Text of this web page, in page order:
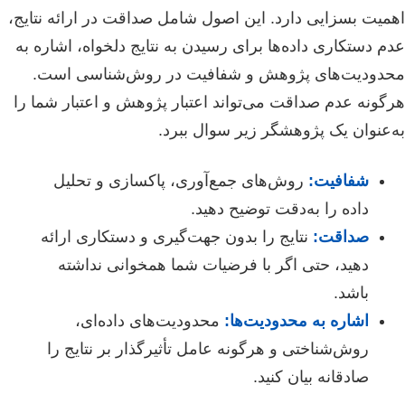
اهمیت بسزایی دارد. این اصول شامل صداقت در ارائه نتایج،
عدم دستکاری داده‌ها برای رسیدن به نتایج دلخواه، اشاره به
محدودیت‌های پژوهش و شفافیت در روش‌شناسی است.
هرگونه عدم صداقت می‌تواند اعتبار پژوهش و اعتبار شما را
به‌عنوان یک پژوهشگر زیر سوال ببرد.
شفافیت: روش‌های جمع‌آوری، پاکسازی و تحلیل
داده را به‌دقت توضیح دهید.
صداقت: نتایج را بدون جهت‌گیری و دستکاری ارائه
دهید، حتی اگر با فرضیات شما همخوانی نداشته
باشد.
اشاره به محدودیت‌ها: محدودیت‌های داده‌ای،
روش‌شناختی و هرگونه عامل تأثیرگذار بر نتایج را
صادقانه بیان کنید.